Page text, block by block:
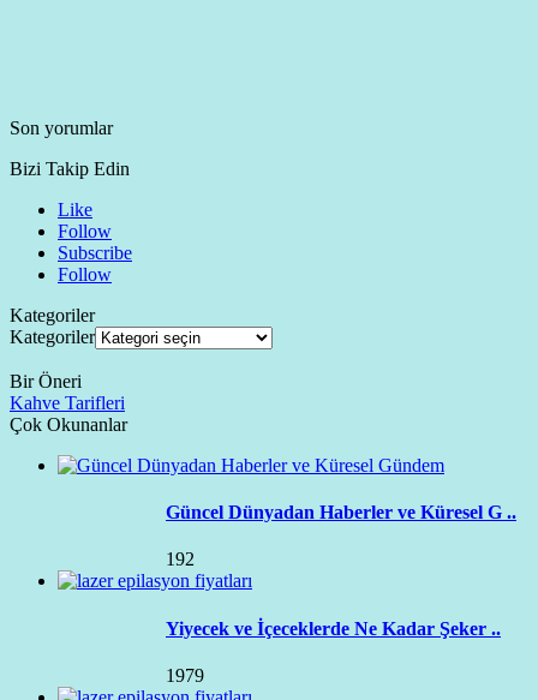
Son yorumlar
Bizi Takip Edin
Like
Follow
Subscribe
Follow
Kategoriler
Kategoriler
Bir Öneri
Kahve Tarifleri
Çok Okunanlar
Güncel Dünyadan Haberler ve Küresel G ..
192
Yiyecek ve İçeceklerde Ne Kadar Şeker ..
1979